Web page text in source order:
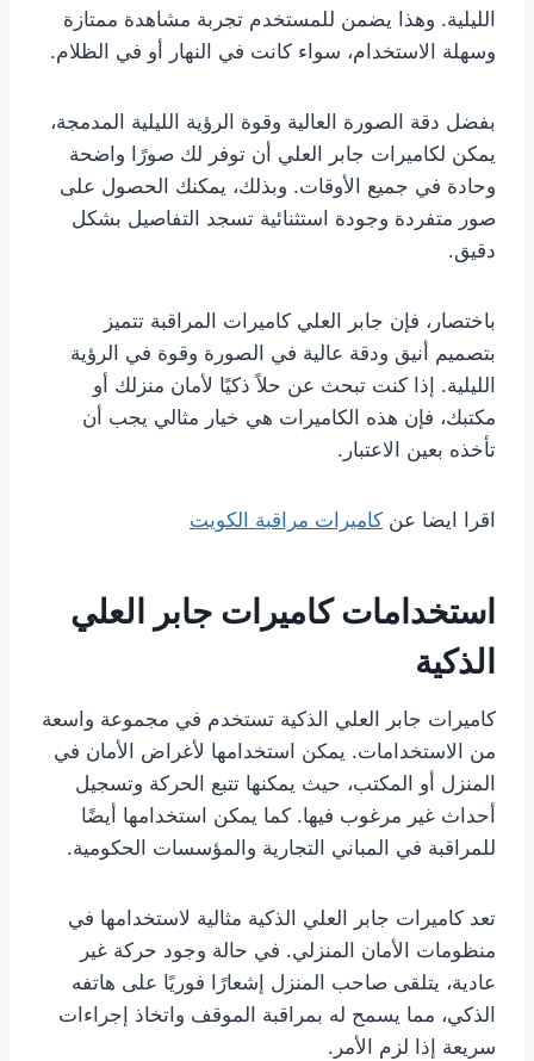
الليلية. وهذا يضمن للمستخدم تجربة مشاهدة ممتازة
وسهلة الاستخدام، سواء كانت في النهار أو في الظلام.
بفضل دقة الصورة العالية وقوة الرؤية الليلية المدمجة،
يمكن لكاميرات جابر العلي أن توفر لك صورًا واضحة
وحادة في جميع الأوقات. وبذلك، يمكنك الحصول على
صور متفردة وجودة استثنائية تسجد التفاصيل بشكل
دقيق.
باختصار، فإن جابر العلي كاميرات المراقبة تتميز
بتصميم أنيق ودقة عالية في الصورة وقوة في الرؤية
الليلية. إذا كنت تبحث عن حلاً ذكيًا لأمان منزلك أو
مكتبك، فإن هذه الكاميرات هي خيار مثالي يجب أن
تأخذه بعين الاعتبار.
اقرا ايضا عن كاميرات مراقبة الكويت
استخدامات كاميرات جابر العلي
الذكية
كاميرات جابر العلي الذكية تستخدم في مجموعة واسعة
من الاستخدامات. يمكن استخدامها لأغراض الأمان في
المنزل أو المكتب، حيث يمكنها تتبع الحركة وتسجيل
أحداث غير مرغوب فيها. كما يمكن استخدامها أيضًا
للمراقبة في المباني التجارية والمؤسسات الحكومية.
تعد كاميرات جابر العلي الذكية مثالية لاستخدامها في
منظومات الأمان المنزلي. في حالة وجود حركة غير
عادية، يتلقى صاحب المنزل إشعارًا فوريًا على هاتفه
الذكي، مما يسمح له بمراقبة الموقف واتخاذ إجراءات
سريعة إذا لزم الأمر.